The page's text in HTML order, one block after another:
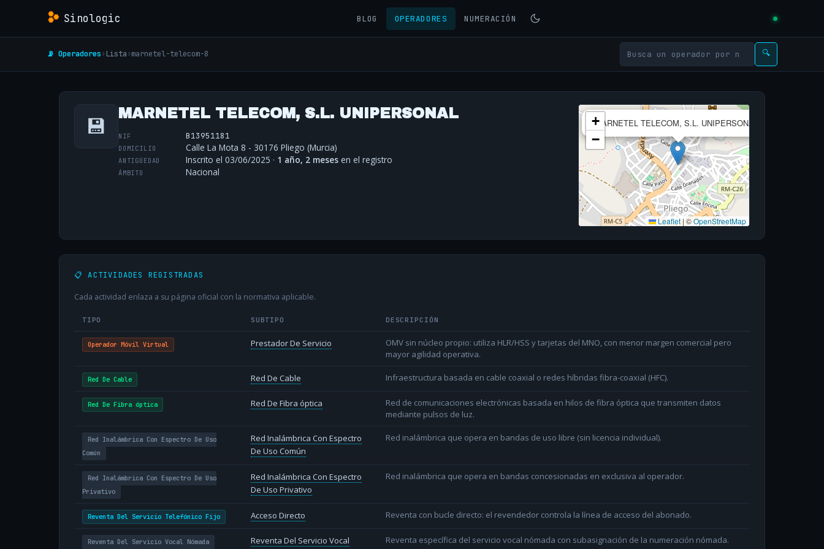
Sinologic BLOG OPERADORES NUMERACIÓN
📡 Operadores› Lista›marnetel-telecom-8 🔍
💾 MARNETEL TELECOM, S.L. UNIPERSONAL
NIF B13951181
DOMICILIO Calle La Mota 8 - 30176 Pliego (Murcia)
ANTIGÜEDAD Inscrito el 03/06/2025 · 1 año, 2 meses en el registro
ÁMBITO Nacional
MARNETEL TELECOM, S.L. UNIPERSONAL
+
−
Leaflet|©OpenStreetMap
📋 ACTIVIDADES REGISTRADAS
Cada actividad enlaza a su página oficial con la normativa aplicable.
TIPO SUBTIPO DESCRIPCIÓN
Operador Móvil Virtual Prestador De Servicio
OMV sin núcleo propio: utiliza HLR/HSS y tarjetas del MNO, con menor margen comercial pero
mayor agilidad operativa.
Red De Cable Red De Cable Infraestructura basada en cable coaxial o redes híbridas fibra-coaxial (HFC).
Red De Fibra óptica Red De Fibra óptica
Red de comunicaciones electrónicas basada en hilos de fibra óptica que transmiten datos
mediante pulsos de luz.
Red Inalámbrica Con Espectro De Uso
Común
Red Inalámbrica Con Espectro
De Uso Común
Red inalámbrica que opera en bandas de uso libre (sin licencia individual).
Red Inalámbrica Con Espectro De Uso
Privativo
Red Inalámbrica Con Espectro
De Uso Privativo
Red inalámbrica que opera en bandas concesionadas en exclusiva al operador.
Reventa Del Servicio Telefónico Fijo Acceso Directo Reventa con bucle directo: el revendedor controla la línea de acceso del abonado.
Reventa Del Servicio Vocal Nómada
Reventa Del Servicio Vocal
Reventa específica del servicio vocal nómada con subasignación de la numeración nómada.